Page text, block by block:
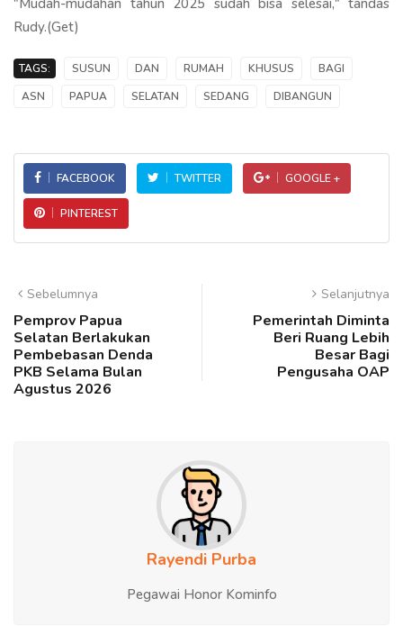
Rudy.(Get)
TAGS: SUSUN DAN RUMAH KHUSUS
BAGI
ASN
PAPUA SELATAN SEDANG DIBANGUN
FACEBOOK TWITTER GOOGLE +
PINTEREST
Sebelumnya
Pemprov Papua
Selatan Berlakukan
Pembebasan Denda
PKB Selama Bulan
Agustus 2026
Selanjutnya
Pemerintah Diminta
Beri Ruang Lebih
Besar Bagi
Pengusaha OAP
Rayendi Purba
Pegawai Honor Kominfo